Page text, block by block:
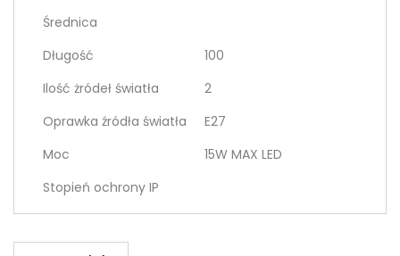
Średnica
Długość
100
Ilość żródeł światła
2
Oprawka źródła światła
E27
Moc
15W MAX LED
Stopień ochrony IP